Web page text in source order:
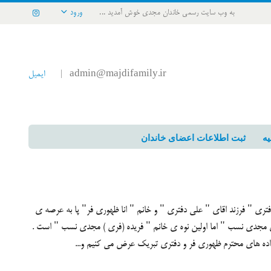
به وب سایت رسمی خاندان مجدی خوش آمدید ... ورود
admin@majdifamily.ir ایمیل
ثبت اطلاعات اعضای خاندان
با پنجشنبه 26/2/92 خانم " آنیسا دفتری " فرزند اقای " علی دفتری " و خانم " انا ظهوری فر" پا به عرصه ی
ی مجدی نسب " اما اولین نوه ی خانم " فریده (فری ) مجدی نسب " است .
های محترم ظهوری فر و دفتری تبریک عرض می کنیم و...